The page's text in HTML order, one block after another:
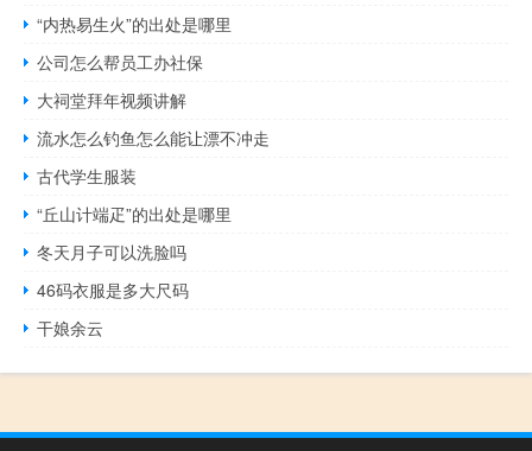
“内热易生火”的出处是哪里
公司怎么帮员工办社保
大祠堂拜年视频讲解
流水怎么钓鱼怎么能让漂不冲走
古代学生服装
“丘山计端疋”的出处是哪里
冬天月子可以洗脸吗
46码衣服是多大尺码
干娘余云